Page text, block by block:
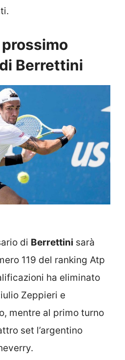
prossimo
Berrettini
di Berrettini sarà
119 del ranking Atp
ha eliminato
Zeppieri e
mentre al primo turno
set l’argentino